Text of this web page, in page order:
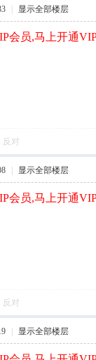
显示全部楼层
员,马上开通
反对
显示全部楼层
员,马上开通
反对
显示全部楼层